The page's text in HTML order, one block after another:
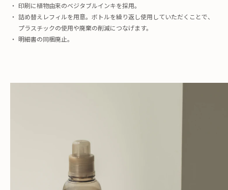
印刷に植物由来のベジタブルインキを採用。
詰め替えレフィルを用意。ボトルを繰り返し使用していただくことで、
プラスチックの使用や廃棄の削減につなげます。
明細書の同梱廃止。